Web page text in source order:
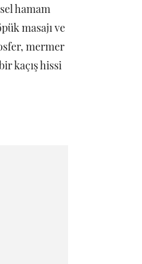
hamam
masajı ve
mermer
kaçış hissi